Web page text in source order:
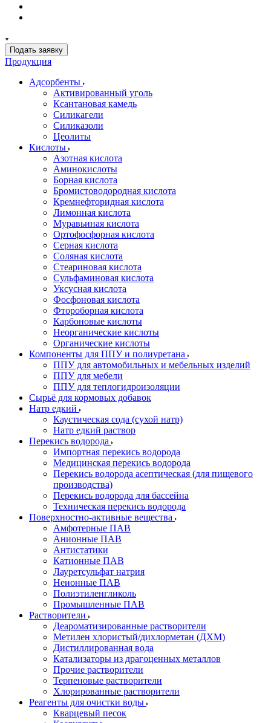
Подать заявку
Продукция
Адсорбенты
Активированный уголь
Ксантановая камедь
Силикагели
Силиказоли
Цеолиты
Кислоты
Азотная кислота
Аминокислоты
Борная кислота
Бромистоводородная кислота
Кремнефторидная кислота
Лимонная кислота
Муравьиная кислота
Ортофосфорная кислота
Серная кислота
Соляная кислота
Стеариновая кислота
Сульфаминовая кислота
Уксусная кислота
Фосфоновая кислота
Фтороборная кислота
Карбоновые кислоты
Неорганические кислоты
Органические кислоты
Компоненты для ППУ и полиуретана
ППУ для автомобильных и мебельных изделий
ППУ для мебели
ППУ для теплогидроизоляции
Сырьё для кормовых добавок
Натр едкий
Каустическая сода (сухой натр)
Натр едкий раствор
Перекись водорода
Импортная перекись водорода
Медицинская перекись водорода
Перекись водорода асептическая (для пищевого
производства)
Перекись водорода для бассейна
Техническая перекись водорода
Поверхностно-активные вещества
Амфотерные ПАВ
Анионные ПАВ
Антистатики
Катионные ПАВ
Лауретсульфат натрия
Неионные ПАВ
Полиэтиленгликоль
Промышленные ПАВ
Растворители
Деароматизированные растворители
Метилен хлористый/дихлорметан (ДХМ)
Дистиллированная вода
Катализаторы из драгоценных металлов
Прочие растворители
Терпеновые растворители
Хлорированные растворители
Реагенты для очистки воды
Кварцевый песок